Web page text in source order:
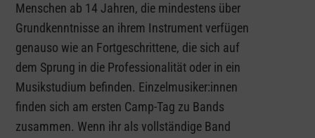
Menschen ab 14 Jahren, die mindestens über
Grundkenntnisse an ihrem Instrument verfügen
genauso wie an Fortgeschrittene, die sich auf
dem Sprung in die Professionalität oder in ein
Musikstudium befinden. Einzelmusiker:innen
finden sich am ersten Camp-Tag zu Bands
zusammen. Wenn ihr als vollständige Band